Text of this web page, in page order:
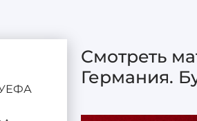
Смотреть
Германия.